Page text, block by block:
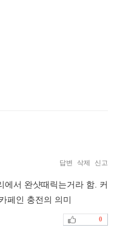
답변 삭제 신고
에서 완샷때릭는거라 함. 커
페인 충전의 의미
0